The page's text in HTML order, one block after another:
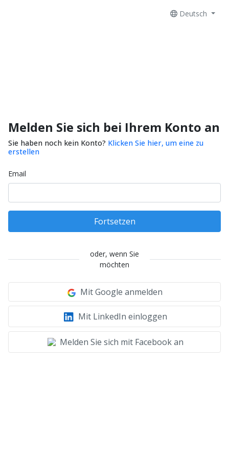
Deutsch
Melden Sie sich bei Ihrem Konto an
Sie haben noch kein Konto? Klicken Sie hier, um eine zu
erstellen
Email
Fortsetzen
oder, wenn Sie
möchten
Mit Google anmelden
Mit LinkedIn einloggen
Melden Sie sich mit Facebook an